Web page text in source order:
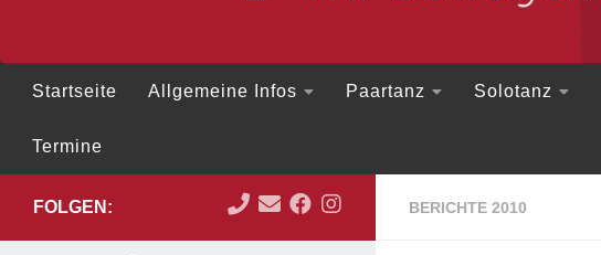
Startseite Allgemeine Infos Paartanz Solotanz
Termine
BERICHTE 2010
FOLGEN: